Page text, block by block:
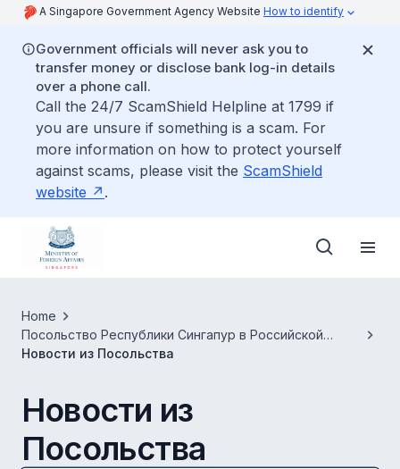
A Singapore Government Agency Website How to identify
Government officials will never ask you to
transfer money or disclose bank log-in details
over a phone call.
Call the 24/7 ScamShield Helpline at 1799 if
you are unsure if something is a scam. For
more information on how to protect yourself
against scams, please visit the ScamShield
website
.
Home
Посольство Республики Сингапур в Российской
Федерации
Новости из Посольства
Новости из
Посольства